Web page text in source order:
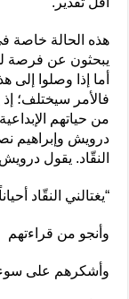
هذه الحالة خاصة في
يبحثون عن فرصة
أما إذا وصلوا إلى
فالأمر سيختلف؛
من حياتهم
درويش وإبراهيم
النقّاد. يقول
“يغتالني النقّاد أحياناً
وأنجو من قراءتهم
وأشكرهم على سوء